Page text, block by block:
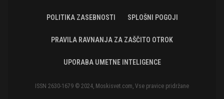
POLITIKA ZASEBNOSTI SPLOŠNI POGOJI
PRAVILA RAVNANJA ZA ZAŠČITO OTROK
UPORABA UMETNE INTELIGENCE
ISSN 2630-1679 © 2024, Moskisvet.com, Vse pravice pridržane